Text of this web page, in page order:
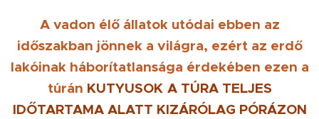
A vadon élő állatok utódai ebben az
időszakban jönnek a világra, ezért az erdő
lakóinak háborítatlansága érdekében ezen a
túrán KUTYUSOK A TÚRA TELJES
IDŐTARTAMA ALATT KIZÁRÓLAG PÓRÁZON